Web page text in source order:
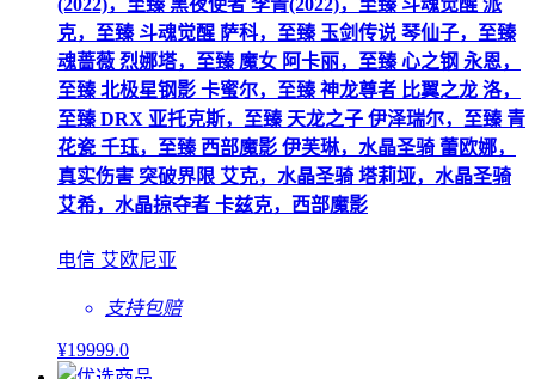
(2022)，至臻 黑夜使者 李青(2022)，至臻 斗魂觉醒 派
克，至臻 斗魂觉醒 萨科，至臻 玉剑传说 琴仙子，至臻
魂蔷薇 烈娜塔，至臻 魔女 阿卡丽，至臻 心之钢 永恩，
至臻 北极星钢影 卡蜜尔，至臻 神龙尊者 比翼之龙 洛，
至臻 DRX 亚托克斯，至臻 天龙之子 伊泽瑞尔，至臻 青
花瓷 千珏，至臻 西部魔影 伊芙琳，水晶圣骑 蕾欧娜，
真实伤害 突破界限 艾克，水晶圣骑 塔莉垭，水晶圣骑
艾希，水晶掠夺者 卡兹克，西部魔影
电信 艾欧尼亚
支持包赔
¥19999.0